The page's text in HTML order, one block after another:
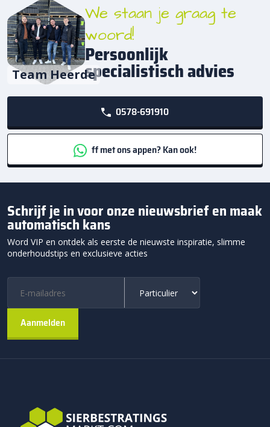
Team Heerde
We staan je graag te
woord!
Persoonlijk
specialistisch advies
0578-691910
ff met ons appen? Kan ook!
Schrijf je in voor onze nieuwsbrief en maak
automatisch kans
Word VIP en ontdek als eerste de nieuwste inspiratie, slimme
onderhoudstips en exclusieve acties